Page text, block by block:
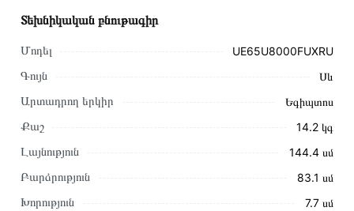
Տեխնիկական բնութագիր
Մոդել UE65U8000FUXRU
Գույն Սև
Արտադրող երկիր Եգիպտոս
Քաշ 14.2 կգ
Լայնություն 144.4 սմ
Բարձրություն 83.1 սմ
Խորություն 7.7 սմ